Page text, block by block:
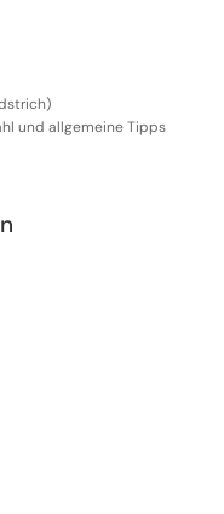
und allgemeine Tipps